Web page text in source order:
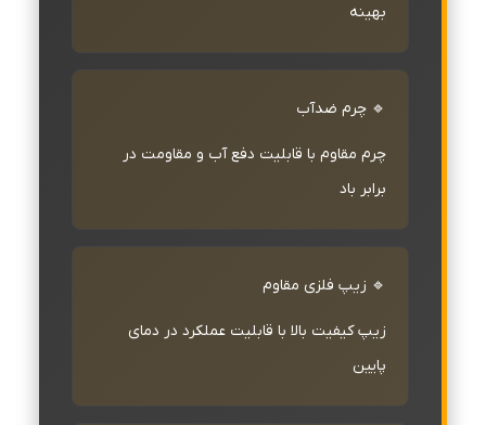
بهینه
🔹 چرم ضدآب
چرم مقاوم با قابلیت دفع آب و مقاومت در
برابر باد
🔹 زیپ فلزی مقاوم
زیپ کیفیت بالا با قابلیت عملکرد در دمای
پایین